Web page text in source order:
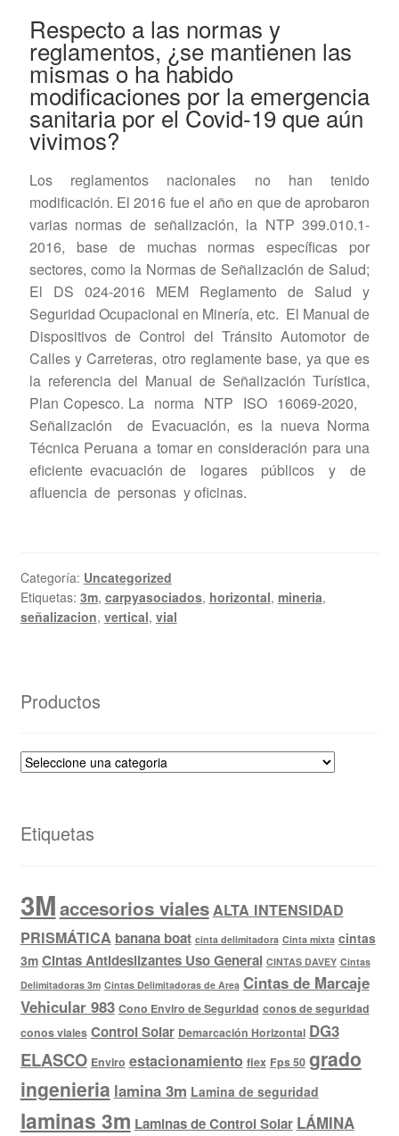
Respecto a las normas y
reglamentos, ¿se mantienen las
mismas o ha habido
modificaciones por la emergencia
sanitaria por el Covid-19 que aún
vivimos?
Los reglamentos nacionales no han tenido
modificación. El 2016 fue el año en que de aprobaron
varias normas de señalización, la NTP 399.010.1-
2016, base de muchas normas específicas por
sectores, como la Normas de Señalización de Salud;
El DS 024-2016 MEM Reglamento de Salud y
Seguridad Ocupacional en Minería, etc. El Manual de
Dispositivos de Control del Tránsito Automotor de
Calles y Carreteras, otro reglamente base, ya que es
la referencia del Manual de Señalización Turística,
Plan Copesco. La norma NTP ISO 16069-2020,
Señalización de Evacuación, es la nueva Norma
Técnica Peruana a tomar en consideración para una
eficiente evacuación de logares públicos y de
afluencia de personas y oficinas.
Categoría: Uncategorized
Etiquetas: 3m, carpyasociados, horizontal, mineria,
señalizacion, vertical, vial
Productos
Etiquetas
3Maccesorios vialesALTA INTENSIDAD
PRISMÁTICA banana boat cinta delimitadora Cinta mixta cintas
3m Cintas Antideslizantes Uso General CINTAS DAVEY Cintas
Delimitadoras 3m Cintas Delimitadoras de Area Cintas de Marcaje
Vehicular 983 Cono Enviro de Seguridad conos de seguridad
conos viales Control Solar Demarcación Horizontal DG3
ELASCO Enviro estacionamiento flex Fps 50 grado
ingenieria lamina 3m Lamina de seguridad
laminas 3m Laminas de Control Solar LÁMINA